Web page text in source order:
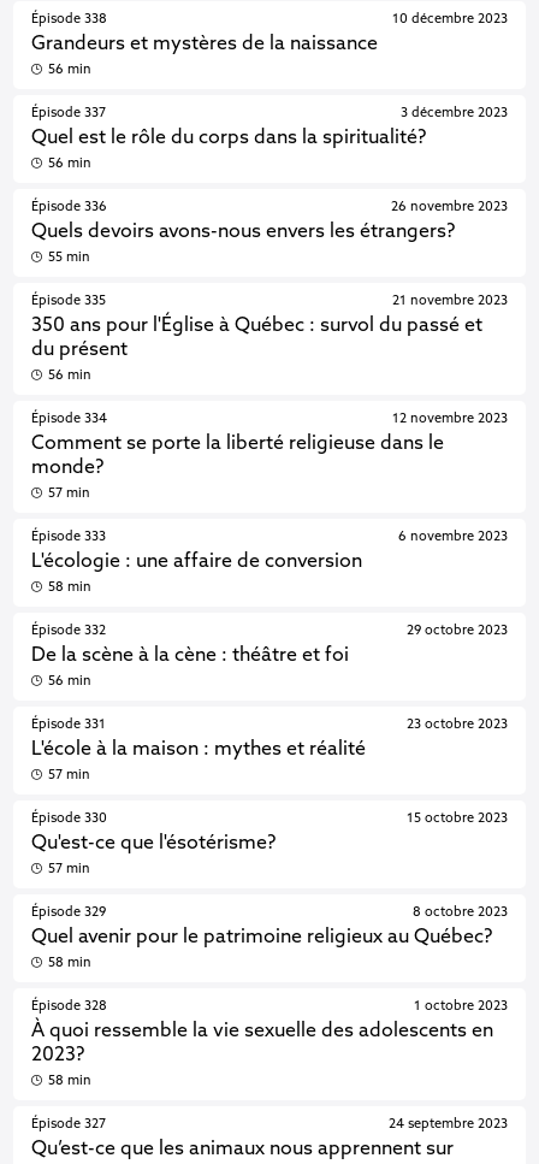
Épisode 338
Grandeurs et mystères de la naissance
10 décembre 2023
56 min
Épisode 337
Quel est le rôle du corps dans la spiritualité?
3 décembre 2023
56 min
Épisode 336
Quels devoirs avons-nous envers les étrangers?
26 novembre 2023
55 min
Épisode 335
350 ans pour l'Église à Québec : survol du passé et
du présent
21 novembre 2023
56 min
Épisode 334
Comment se porte la liberté religieuse dans le
monde?
12 novembre 2023
57 min
Épisode 333
L'écologie : une affaire de conversion
6 novembre 2023
58 min
Épisode 332
De la scène à la cène : théâtre et foi
29 octobre 2023
56 min
Épisode 331
L'école à la maison : mythes et réalité
23 octobre 2023
57 min
Épisode 330
Qu'est-ce que l'ésotérisme?
15 octobre 2023
57 min
Épisode 329
Quel avenir pour le patrimoine religieux au Québec?
8 octobre 2023
58 min
Épisode 328
À quoi ressemble la vie sexuelle des adolescents en
2023?
1 octobre 2023
58 min
Épisode 327
Qu’est-ce que les animaux nous apprennent sur
24 septembre 2023